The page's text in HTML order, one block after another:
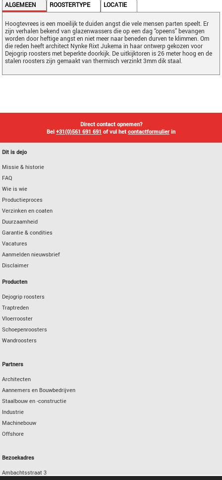
ALGEMEEN ROOSTERTYPE LOCATIE
Hoogtevrees is een moeilijk te duiden angst die vele mensen parten speelt. Er
zijn verhalen bekend van glazenwassers die op een dag “opeens” bevangen
worden door heftige angst en niet meer naar beneden durven te klimmen. Om
die reden heeft architect Nynke Rixt Jukema in haar ontwerp gekozen voor
Dejogrip roosters met beperkte doorkijk. De uitkijktoren is 26 meter hoog en de
stalen roosters zijn gemaakt van thermisch verzinkt 3mm dik staal.
Direct contact opnemen?
Bel +31(0)561 691 691 of vul het contactformulier in
Dit is dejo
Missie & historie
FAQ
Wie is wie
Productieproces
Verzinken en coaten
Duurzaamheid
Garantie & condities
Vacatures
Aanmelden nieuwsbrief
Disclaimer
Producten
Dejogrip roosters
Traptreden
Vloerrooster
Schoepenroosters
Wandroosters
Partners
Architecten
Aannemers en Bouwbedrijven
Staalbouw en -constructie
Industrie
Machinebouw
Offshore
Bezoekadres
Ambachtsstraat 3